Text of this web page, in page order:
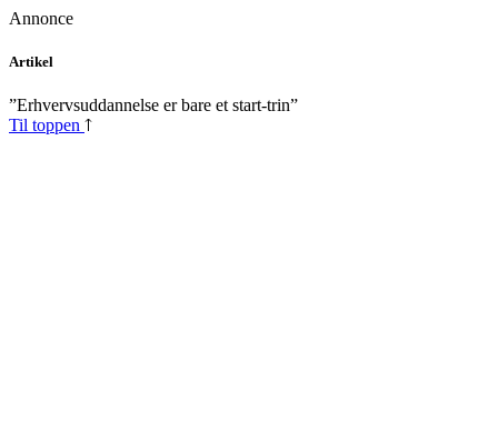
Annonce
Skip
content
Artikel
”Erhvervsuddannelse er bare et start-trin”
Til toppen